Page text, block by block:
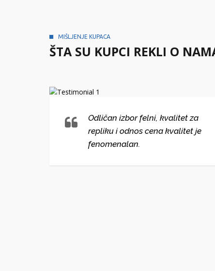
MIŠLJENJE KUPACA
ŠTA SU KUPCI REKLI O
Odličan izbor felni, kvalitet za
repliku i odnos cena kvalitet je
fenomenalan.